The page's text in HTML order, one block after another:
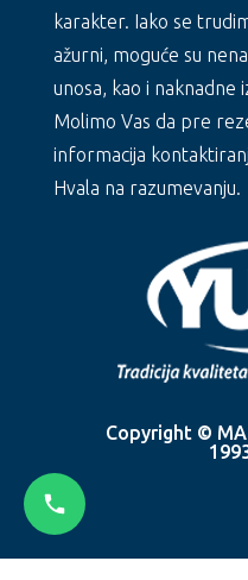
karakter. Iako se
ažurni, moguće su
unosa, kao i naknadne
Molimo Vas da pre
informacija
Hvala na razumevanju.
Copyright ©